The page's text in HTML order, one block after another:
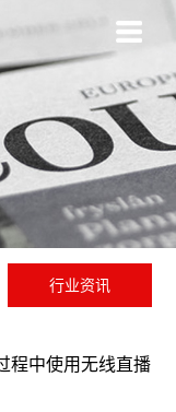
行业资讯
程中使用无线直播